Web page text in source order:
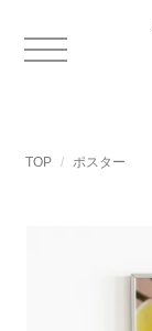
TOP ポスター